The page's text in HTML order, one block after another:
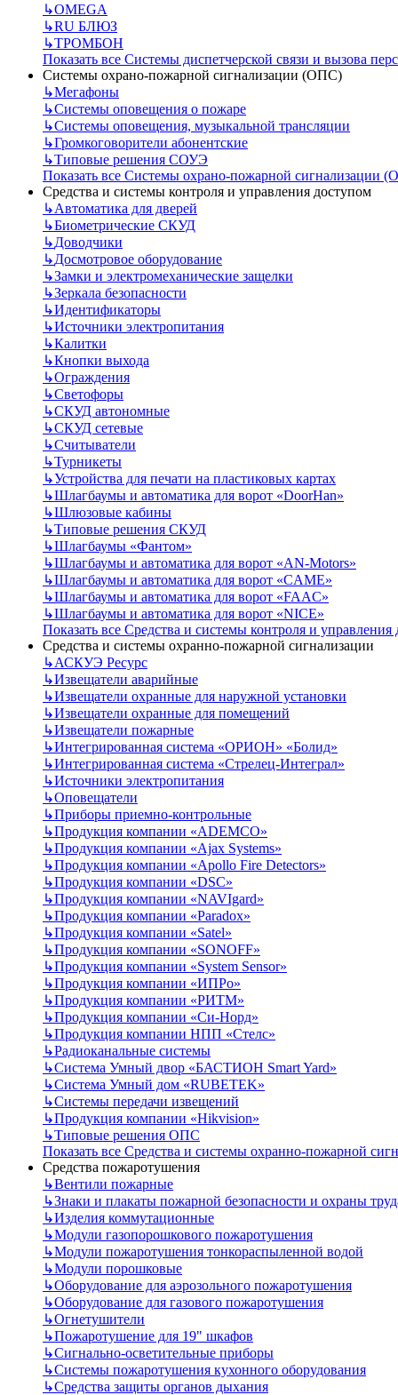
↳OMEGA
↳RU БЛЮЗ
↳ТРОМБОН
Показать все Системы диспетчерской связи и вызова
Системы охрано-пожарной сигнализации (ОПС)
↳Мегафоны
↳Системы оповещения о пожаре
↳Системы оповещения, музыкальной трансляции
↳Громкоговорители абонентские
↳Типовые решения СОУЭ
Показать все Системы охрано-пожарной сигнализации
Средства и системы контроля и управления доступом
↳Автоматика для дверей
↳Биометрические СКУД
↳Доводчики
↳Досмотровое оборудование
↳Замки и электромеханические защелки
↳Зеркала безопасности
↳Идентификаторы
↳Источники электропитания
↳Калитки
↳Кнопки выхода
↳Ограждения
↳Светофоры
↳СКУД автономные
↳СКУД сетевые
↳Считыватели
↳Турникеты
↳Устройства для печати на пластиковых картах
↳Шлагбаумы и автоматика для ворот «DoorHan»
↳Шлюзовые кабины
↳Типовые решения СКУД
↳Шлагбаумы «Фантом»
↳Шлагбаумы и автоматика для ворот «AN-Motors»
↳Шлагбаумы и автоматика для ворот «CAME»
↳Шлагбаумы и автоматика для ворот «FAAC»
↳Шлагбаумы и автоматика для ворот «NICE»
Показать все Средства и системы контроля и управления
Средства и системы охранно-пожарной сигнализации
↳АСКУЭ Ресурс
↳Извещатели аварийные
↳Извещатели охранные для наружной установки
↳Извещатели охранные для помещений
↳Извещатели пожарные
↳Интегрированная система «ОРИОН» «Болид»
↳Интегрированная система «Стрелец-Интеграл»
↳Источники электропитания
↳Оповещатели
↳Приборы приемно-контрольные
↳Продукция компании «ADEMCO»
↳Продукция компании «Ajax Systems»
↳Продукция компании «Apollo Fire Detectors»
↳Продукция компании «DSC»
↳Продукция компании «NAVIgard»
↳Продукция компании «Paradox»
↳Продукция компании «Satel»
↳Продукция компании «SONOFF»
↳Продукция компании «System Sensor»
↳Продукция компании «ИПРо»
↳Продукция компании «РИТМ»
↳Продукция компании «Си-Норд»
↳Продукция компании НПП «Стелс»
↳Радиоканальные системы
↳Система Умный двор «БАСТИОН Smart Yard»
↳Система Умный дом «RUBETEK»
↳Системы передачи извещений
↳Продукция компании «Hikvision»
↳Типовые решения ОПС
Показать все Средства и системы охранно-пожарной
Средства пожаротушения
↳Вентили пожарные
↳Знаки и плакаты пожарной безопасности и охраны
↳Изделия коммутационные
↳Модули газопорошкового пожаротушения
↳Модули пожаротушения тонкораспыленной водой
↳Модули порошковые
↳Оборудование для аэрозольного пожаротушения
↳Оборудование для газового пожаротушения
↳Огнетушители
↳Пожаротушение для 19" шкафов
↳Сигнально-осветительные приборы
↳Системы пожаротушения кухонного оборудования
↳Средства защиты органов дыхания